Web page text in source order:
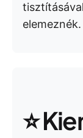
elemeznék.
⭐️